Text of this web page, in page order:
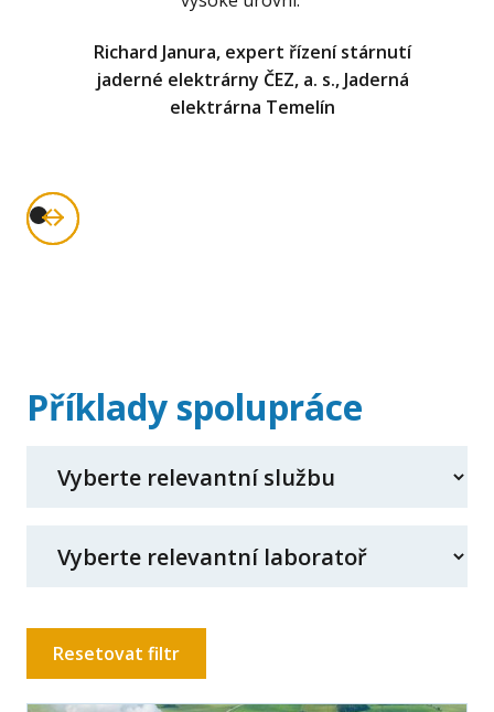
Richard Janura, expert řízení stárnutí
jaderné elektrárny ČEZ, a. s., Jaderná
elektrárna Temelín
Příklady spolupráce
Resetovat filtr